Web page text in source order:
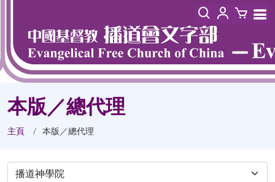
本版／總代理
主頁 本版／總代理